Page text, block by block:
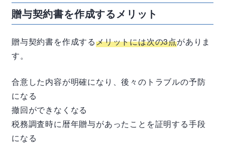
贈与契約書を作成するメリット
贈与契約書を作成するメリットには次の3点がありま
す。
合意した内容が明確になり、後々のトラブルの予防
になる
撤回ができなくなる
税務調査時に暦年贈与があったことを証明する手段
になる